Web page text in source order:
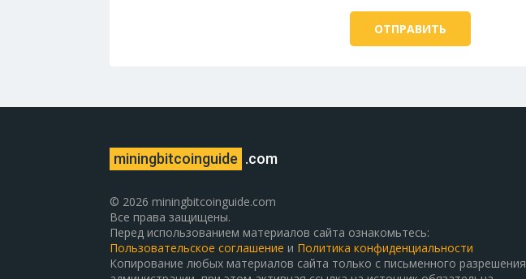
miningbitcoinguide .com
© 2026 miningbitcoinguide.com
Все права защищены.
Перед использованием материалов сайта ознакомьтесь:
Пользовательское соглашение и Политика конфиденциальности
Копирование любых материалов сайта только с письменного разрешения